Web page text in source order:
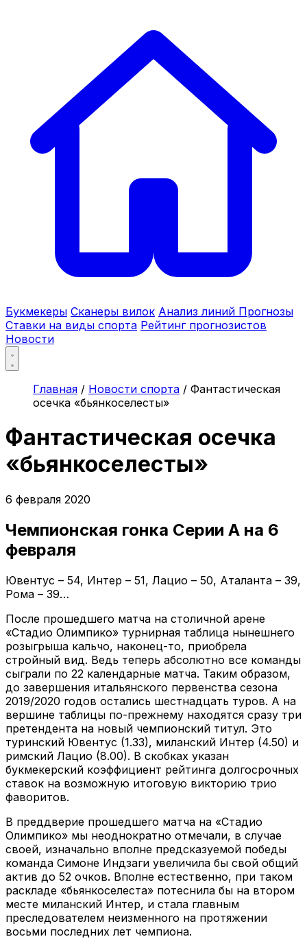
Букмекеры Сканеры вилок Анализ линий Прогнозы
Ставки на виды спорта Рейтинг прогнозистов
Новости
Главная / Новости спорта / Фантастическая
осечка «бьянкоселесты»
Фантастическая осечка
«бьянкоселесты»
6 февраля 2020
Чемпионская гонка Серии А на 6
февраля
Ювентус – 54, Интер – 51, Лацио – 50, Аталанта – 39,
Рома – 39…
После прошедшего матча на столичной арене
«Стадио Олимпико» турнирная таблица нынешнего
розыгрыша кальчо, наконец-то, приобрела
стройный вид. Ведь теперь абсолютно все команды
сыграли по 22 календарные матча. Таким образом,
до завершения итальянского первенства сезона
2019/2020 годов остались шестнадцать туров. А на
вершине таблицы по-прежнему находятся сразу три
претендента на новый чемпионский титул. Это
туринский Ювентус (1.33), миланский Интер (4.50) и
римский Лацио (8.00). В скобках указан
букмекерский коэффициент рейтинга долгосрочных
ставок на возможную итоговую викторию трио
фаворитов.
В преддверие прошедшего матча на «Стадио
Олимпико» мы неоднократно отмечали, в случае
своей, изначально вполне предсказуемой победы
команда Симоне Индзаги увеличила бы свой общий
актив до 52 очков. Вполне естественно, при таком
раскладе «бьянкоселеста» потеснила бы на втором
месте миланский Интер, и стала главным
преследователем неизменного на протяжении
восьми последних лет чемпиона.